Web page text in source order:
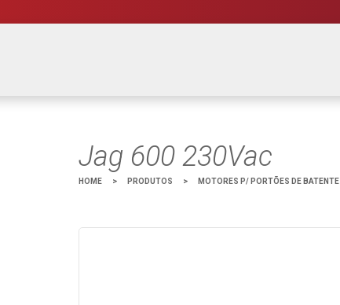
Jag 600 230Vac
HOME > PRODUTOS > MOTORES P/ PORTÕES DE BATENTE